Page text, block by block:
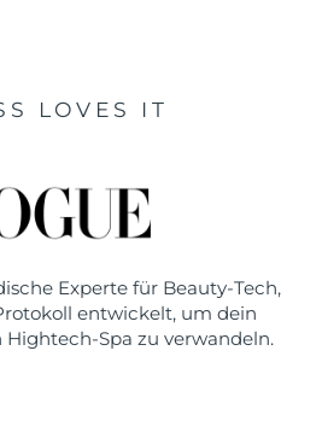
LOVES IT
Experte für Beauty-Tech,
entwickelt, um dein
Spa zu verwandeln.